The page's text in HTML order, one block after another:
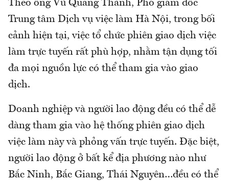
Theo ông Vũ Quang Thành, Phó giám đốc
Trung tâm Dịch vụ việc làm Hà Nội, trong bối
cảnh hiện tại, việc tổ chức phiên giao dịch việc
làm trực tuyến rất phù hợp, nhằm tận dụng tối
đa mọi nguồn lực có thể tham gia vào giao
dịch.
Doanh nghiệp và người lao động đều có thể dễ
dàng tham gia vào hệ thống phiên giao dịch
việc làm này và phỏng vấn trực tuyến. Đặc biệt,
người lao động ở bất kể địa phương nào như
Bắc Ninh, Bắc Giang, Thái Nguyên…đều có thể